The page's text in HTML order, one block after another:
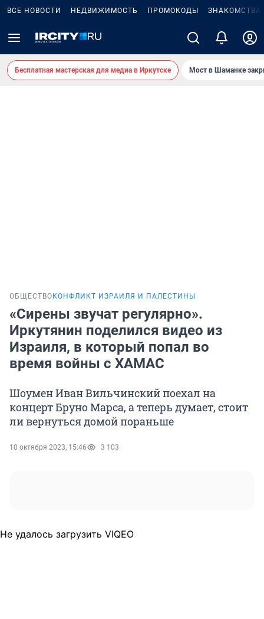
ВСЕ НОВОСТИ НЕДВИЖИМОСТЬ ПРОМОКОДЫ ЗНАКОМСТВА
Бесплатная мастерская для медиа в Иркутске Мост в Шаманке
ОБЩЕСТВО КОНФЛИКТ ИЗРАИЛЯ И ПАЛЕСТИНЫ
«Сирены звучат регулярно».
Иркутянин поделился видео из
Израиля, в который попал во
время войны с ХАМАС
Шоумен Иван Вильчинский поехал на
концерт Бруно Марса, а теперь думает, стоит
ли вернуться домой пораньше
10 октября 2023, 15:46 3 103
Не удалось загрузить VIQEO